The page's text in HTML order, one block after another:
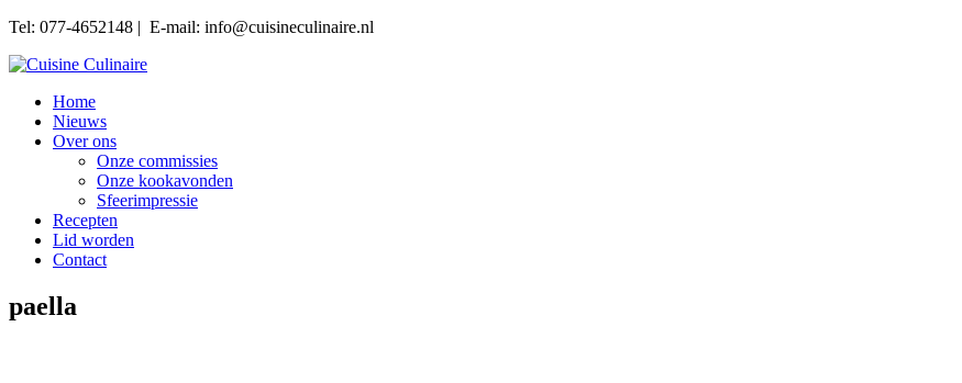
Tel: 077-4652148 | E-mail: info@cuisineculinaire.nl
Home
Nieuws
Over ons
Onze commissies
Onze kookavonden
Sfeerimpressie
Recepten
Lid worden
Contact
paella